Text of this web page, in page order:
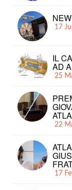
17
IL
AD
25
22
17